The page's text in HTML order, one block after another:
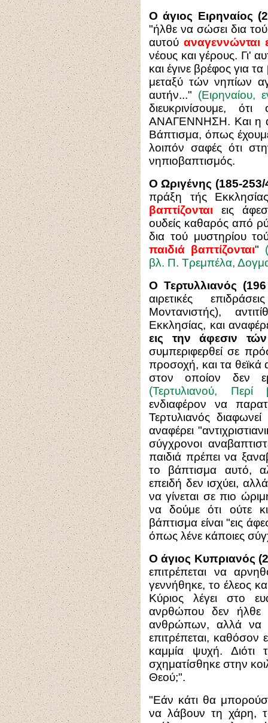
Ο άγιος Ειρηναίος
"ήλθε να σώσει δια
αυτούαναγεννώνται
νέους και γέρους. Γι'
και έγινε βρέφος για
μεταξύ τών νηπίων
αυτήν..." (Ειρηναίου,
διευκρινίσουμε,
ΑΝΑΓΕΝΝΗΣΗ. Και η
Βάπτισμα, όπως
λοιπόν σαφές ότι
νηπιοβαπτισμός.
Ο Ωριγένης (185-
πράξη τής
βαπτίζονται εις
ουδείς καθαρός από
δια τού μυστηρίου
παιδιά βαπτίζονται"
βλ. Π. Τρεμπέλα,
Ο Τερτυλλιανός
αιρετικές
Μοντανιστής),
Εκκλησίας, και
εις την άφεσιν
συμπεριφερθεί σε
προσοχή, και τα θεϊκά
στον οποίον δεν
(Τερτυλιανού,
ενδιαφέρον να
Τερτυλιανός
αναφέρει
σύγχρονοι
παιδιά πρέπει να
το βάπτισμα αυτό,
επειδή δεν ισχύει,
να γίνεται σε πιο
να δούμε ότι ούτε
βάπτισμα είναι "εις
όπως λένε κάποιες
Ο άγιος Κυπριανός
επιτρέπεται να
γεννήθηκε, το έλεος
Κύριος λέγει στο
ανρθώπου δεν ήλθε
ανθρώπων, αλλά να
επιτρέπεται, καθόσον
καμμία ψυχή. Διότι
σχηματίσθηκε στην
Θεού;".
"Εάν κάτι θα
να λάβουν τη χάρη,